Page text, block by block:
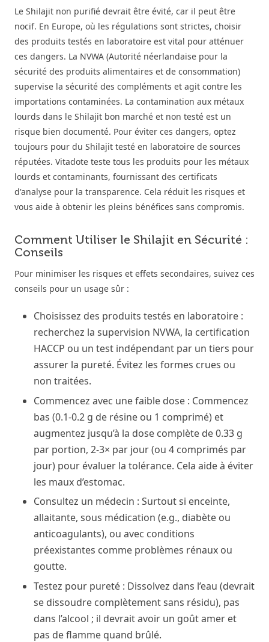
Le Shilajit non purifié devrait être évité, car il peut être
nocif. En Europe, où les régulations sont strictes, choisir
des produits testés en laboratoire est vital pour atténuer
ces dangers. La NVWA (Autorité néerlandaise pour la
sécurité des produits alimentaires et de consommation)
supervise la sécurité des compléments et agit contre les
importations contaminées. La contamination aux métaux
lourds dans le Shilajit bon marché et non testé est un
risque bien documenté. Pour éviter ces dangers, optez
toujours pour du Shilajit testé en laboratoire de sources
réputées. Vitadote teste tous les produits pour les métaux
lourds et contaminants, fournissant des certificats
d'analyse pour la transparence. Cela réduit les risques et
vous aide à obtenir les pleins bénéfices sans compromis.
Comment Utiliser le Shilajit en Sécurité :
Conseils
Pour minimiser les risques et effets secondaires, suivez ces
conseils pour un usage sûr :
Choisissez des produits testés en laboratoire :
recherchez la supervision NVWA, la certification
HACCP ou un test indépendant par un tiers pour
assurer la pureté. Évitez les formes crues ou
non traitées.
Commencez avec une faible dose : Commencez
bas (0.1-0.2 g de résine ou 1 comprimé) et
augmentez jusqu’à la dose complète de 0.33 g
par portion, 2-3× par jour (ou 4 comprimés par
jour) pour évaluer la tolérance. Cela aide à éviter
les maux d’estomac.
Consultez un médecin : Surtout si enceinte,
allaitante, sous médication (e.g., diabète ou
anticoagulants), ou avec conditions
préexistantes comme problèmes rénaux ou
goutte.
Testez pour pureté : Dissolvez dans l’eau (devrait
se dissoudre complètement sans résidu), pas
dans l’alcool ; il devrait avoir un goût amer et
pas de flamme quand brûlé.